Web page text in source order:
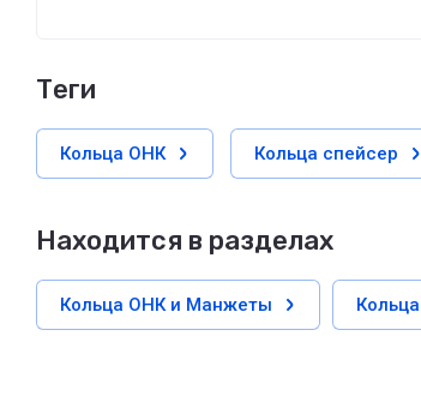
теги
Кольца ОНК Кольца спейсер
Находится в разделах
Кольца ОНК и Манжеты